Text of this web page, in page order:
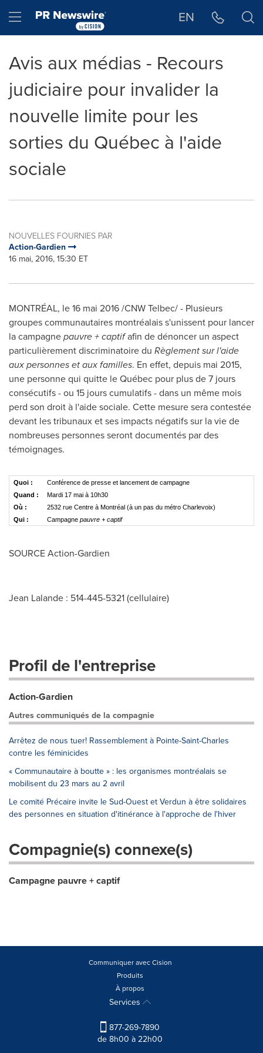
Hamburger menu EN
Avis aux médias - Recours
judiciaire pour invalider la
nouvelle limite pour les
sorties du Québec à l'aide
sociale
NOUVELLES FOURNIES PAR
Action-Gardien
16 mai, 2016, 15:30 ET
MONTRÉAL, le 16 mai 2016 /CNW Telbec/ - Plusieurs
groupes communautaires montréalais s'unissent pour lancer
la campagnepauvre + captifafin de dénoncer un aspect
particulièrement discriminatoire du Règlement sur l'aide
aux personnes et aux familles. En effet, depuis mai 2015,
une personne qui quitte le Québec pour plus de 7 jours
consécutifs - ou 15 jours cumulatifs - dans un même mois
perd son droit à l'aide sociale. Cette mesure sera contestée
devant les tribunaux et ses impacts négatifs sur la vie de
nombreuses personnes seront documentés par des
témoignages.
Quoi :
Conférence de presse et lancement de campagne
Quand :
Mardi 17 mai à 10h30
Où :
2532 rue Centre à Montréal (à un pas du métro Charlevoix)
Qui :
Campagne pauvre + captif
SOURCE Action-Gardien
Jean Lalande : 514-445-5321 (cellulaire)
Profil de l'entreprise
Action-Gardien
Autres communiqués de la compagnie
Arrêtez de nous tuer! Rassemblement à Pointe-Saint-Charles
contre les féminicides
« Communautaire à boutte » : les organismes montréalais se
mobilisent du 23 mars au 2 avril
Le comité Précaire invite le Sud-Ouest et Verdun à être solidaires
des personnes en situation d'itinérance à l'approche de l'hiver
Compagnie(s) connexe(s)
Campagne pauvre + captif
Communiquer avec Cision
Produits
À propos
Services
877-269-7890
de 8h00 à 22h00